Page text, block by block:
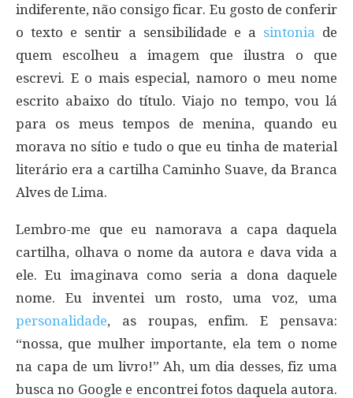
indiferente, não consigo ficar. Eu gosto de conferir
o texto e sentir a sensibilidade e a sintonia de
quem escolheu a imagem que ilustra o que
escrevi. E o mais especial, namoro o meu nome
escrito abaixo do título. Viajo no tempo, vou lá
para os meus tempos de menina, quando eu
morava no sítio e tudo o que eu tinha de material
literário era a cartilha Caminho Suave, da Branca
Alves de Lima.
Lembro-me que eu namorava a capa daquela
cartilha, olhava o nome da autora e dava vida a
ele. Eu imaginava como seria a dona daquele
nome. Eu inventei um rosto, uma voz, uma
personalidade, as roupas, enfim. E pensava:
“nossa, que mulher importante, ela tem o nome
na capa de um livro!” Ah, um dia desses, fiz uma
busca no Google e encontrei fotos daquela autora.